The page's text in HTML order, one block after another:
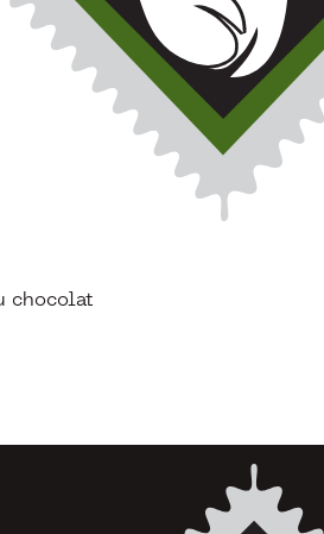
chocolat